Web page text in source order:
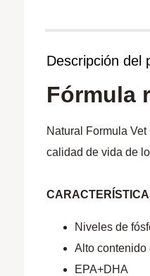
Descripción del
Fórmula
Natural Formula
calidad de vida de
Niveles de
Alto contenido
EPA+DHA